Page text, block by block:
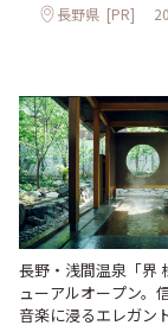
長野県 [PR]
長野・浅間温泉「界
ューアルオープン。
音楽に浸るエレガン